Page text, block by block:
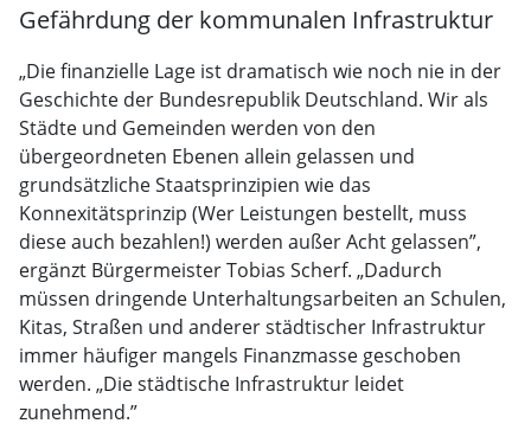
Gefährdung der kommunalen Infrastruktur
„Die finanzielle Lage ist dramatisch wie noch nie in der
Geschichte der Bundesrepublik Deutschland. Wir als
Städte und Gemeinden werden von den
übergeordneten Ebenen allein gelassen und
grundsätzliche Staatsprinzipien wie das
Konnexitätsprinzip (Wer Leistungen bestellt, muss
diese auch bezahlen!) werden außer Acht gelassen”,
ergänzt Bürgermeister Tobias Scherf. „Dadurch
müssen dringende Unterhaltungsarbeiten an Schulen,
Kitas, Straßen und anderer städtischer Infrastruktur
immer häufiger mangels Finanzmasse geschoben
werden. „Die städtische Infrastruktur leidet
zunehmend.”